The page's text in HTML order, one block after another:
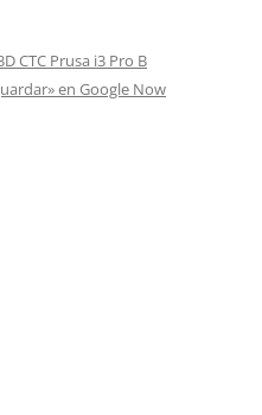
CTC Prusa i3 Pro B
en Google Now